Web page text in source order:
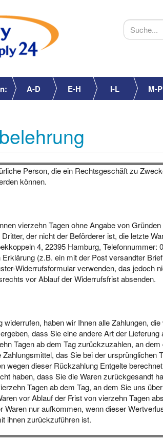
A-D E-H I-L M-P
Person, die ein Rechtsgeschäft zu
können.
vierzehn Tagen ohne Angabe von
der nicht der Beförderer ist, die letzte
4, 22395 Hamburg,
Erklärung (z.B. ein mit der Post versandter
Widerrufsformular verwenden, das jedoch
vor Ablauf der Widerrufsfrist absenden.
widerrufen, haben wir Ihnen alle Zahlungen,
dass Sie eine andere Art der
Tagen ab dem Tag zurückzuzahlen, an
das Sie bei der
wegen dieser Rückzahlung Entgelte
haben, dass Sie die Waren zurückgesandt
Tagen ab dem Tag, an dem Sie uns
vor Ablauf der Frist von vierzehn Tagen
Waren nur aufkommen, wenn dieser
ihnen zurückzuführen ist.